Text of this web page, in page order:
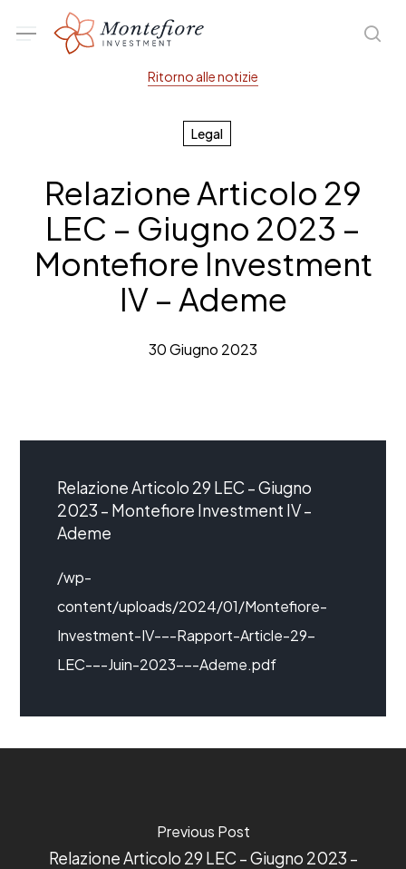
Menu
Ritorno alle notizie
Legal
Relazione Articolo 29
LEC – Giugno 2023 –
Montefiore Investment
IV – Ademe
30 Giugno 2023
Relazione Articolo 29 LEC – Giugno
2023 – Montefiore Investment IV –
Ademe
/wp-
content/uploads/2024/01/Montefiore-
Investment-IV-–-Rapport-Article-29-
LEC-–-Juin-2023-–-Ademe.pdf
Previous Post
Relazione Articolo 29 LEC – Giugno 2023 –